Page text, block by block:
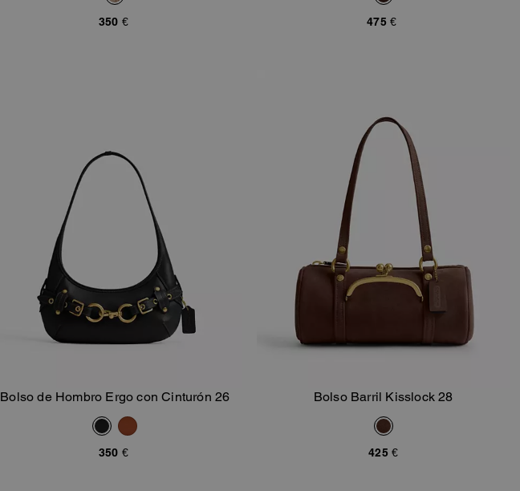
350 € 475 €
Añadir A La Cesta
Bolso de Hombro Ergo con Cinturón 26
350 €
Bolso Barril Kisslock 28
425 €